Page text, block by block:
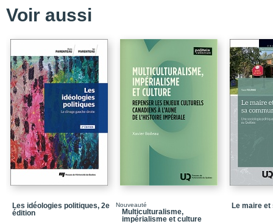
Partie 1_L'agriculture
Chapitre 1_La
Chapitre 2_La
Chapitre 3_La
périphérique
Partie 2_Les
Chapitre
Chapitre
Chapitre 6_Les
Chapitre 8_Vers une
Voir aussi
Les idéologies politiques, 2e
édition
Nouveauté
Multiculturalisme,
impérialisme et culture
Le maire